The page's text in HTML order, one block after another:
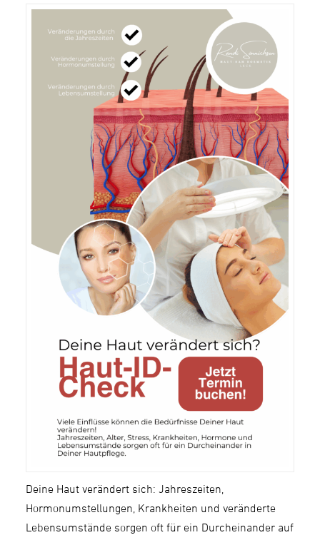
Deine Haut verändert sich: Jahreszeiten,
Hormonumstellungen, Krankheiten und veränderte
Lebensumstände sorgen oft für ein Durcheinander auf